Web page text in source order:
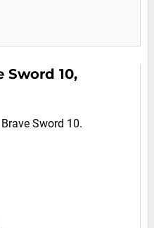
Sword 10,
Sword 10.